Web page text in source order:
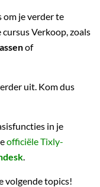
om je verder te
Verkoop, zoals
of
uit. Kom dus
in je
officiële Tixly-
.
volgende topics!